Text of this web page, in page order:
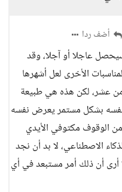
أضف ردا
عاجلا أو آجلا، وقد
الأخرى لعل أشهرها
عشر، لكن هذه هي طبيعة
بشكل مستمر يعرض نفسه
الوقوف مكتوفي الأيدي
الاصطناعي، لا بد أن نجد
أرى أن ذلك أمر مستبعد في أي